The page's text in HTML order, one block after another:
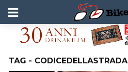
TAG - CODICEDELLASTRADA